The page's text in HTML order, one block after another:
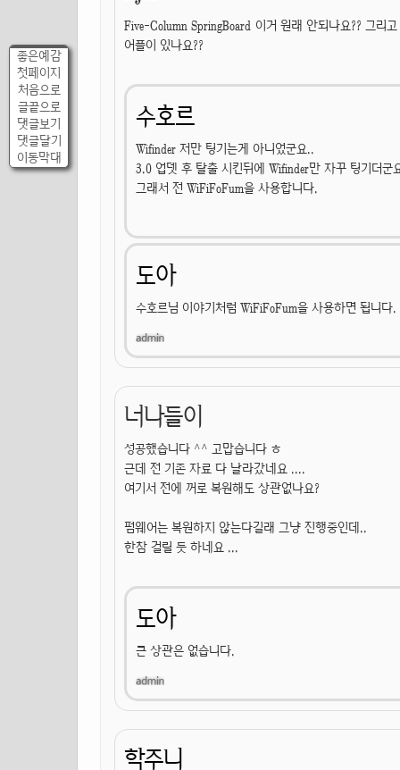
좋은예감
첫페이지
처음으로
글끝으로
댓글보기
댓글달기
이동막대
Five-Column SpringBoard 이거 원래 안되나요?? 그리
어플이 있나요??
수호르
Wifinder 저만 팅기는게 아니었군요..
3.0 업뎃 후 탈출 시킨뒤에 Wifinder만 자꾸 팅기더군
그래서 전 WiFiFoFum을 사용합니다.
도아
수호르님 이야기처럼 WiFiFoFum을 사용하면 됩니다.
너나들이
성공했습니다 ^^ 고맙습니다 ㅎ
근데 전 기존 자료 다 날라갔네요 ....
여기서 전에 꺼로 복원해도 상관없나요?
펌웨어는 복원하지 않는다길래 그냥 진행중인데..
한참 걸릴 듯 하네요 ...
도아
큰 상관은 없습니다.
학주니